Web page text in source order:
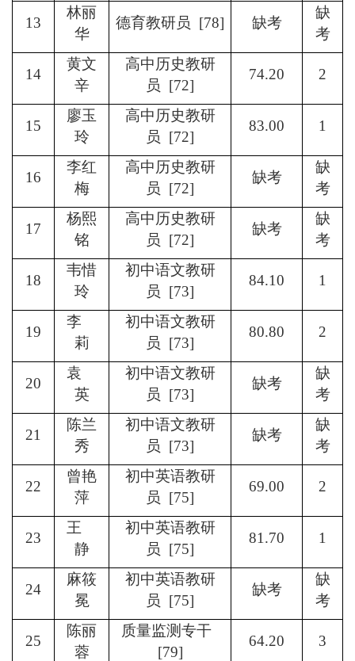
13
林丽
华
德育教研员 [78] 缺考
缺
考
14
黄文
辛
高中历史教研
员 [72]
74.20 2
15
廖玉
玲
高中历史教研
员 [72]
83.00 1
16
李红
梅
高中历史教研
员 [72]
缺考
缺
考
17
杨熙
铭
高中历史教研
员 [72]
缺考
缺
考
18
韦惜
玲
初中语文教研
员 [73]
84.10 1
19
李
莉
初中语文教研
员 [73]
80.80 2
20
袁
英
初中语文教研
员 [73]
缺考
缺
考
21
陈兰
秀
初中语文教研
员 [73]
缺考
缺
考
22
曾艳
萍
初中英语教研
员 [75]
69.00 2
23
王
静
初中英语教研
员 [75]
81.70 1
24
麻筱
冕
初中英语教研
员 [75]
缺考
缺
考
25
陈丽
蓉
质量监测专干
[79]
64.20 3